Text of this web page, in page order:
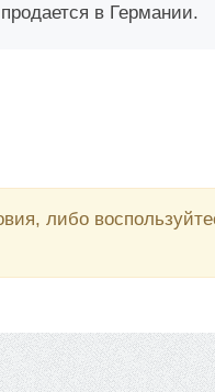
в Германии.
либо